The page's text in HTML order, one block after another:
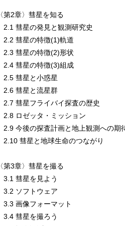
〈第2章〉彗星を知る
2.1 彗星の発見と観測研究史
2.2 彗星の特徴(1)軌道
2.3 彗星の特徴(2)形状
2.4 彗星の特徴(3)組成
2.5 彗星と小惑星
2.6 彗星と流星群
2.7 彗星フライバイ探査の歴史
2.8 ロゼッタ・ミッション
2.9 今後の探査計画と地上観測への期
2.10 彗星と地球生命のつながり
〈第3章〉彗星を撮る
3.1 彗星を見よう
3.2 ソフトウェア
3.3 画像フォーマット
3.4 彗星を撮ろう